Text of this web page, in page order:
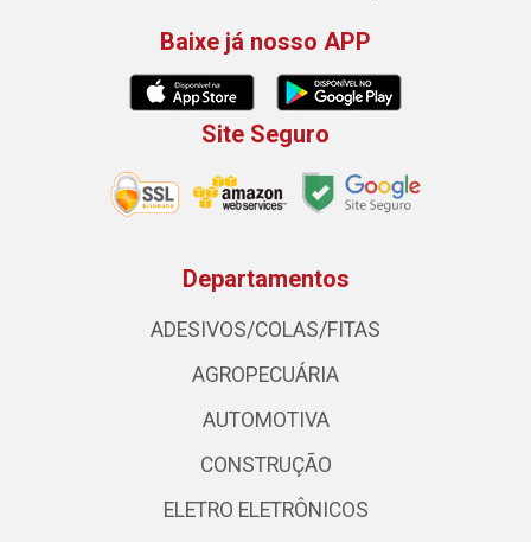
Baixe já nosso APP
Site Seguro
Departamentos
ADESIVOS/COLAS/FITAS
AGROPECUÁRIA
AUTOMOTIVA
CONSTRUÇÃO
ELETRO ELETRÔNICOS